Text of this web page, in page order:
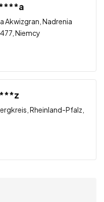
Akwizgran, Nadrenia
Niemcy
Rheinland-Pfalz,